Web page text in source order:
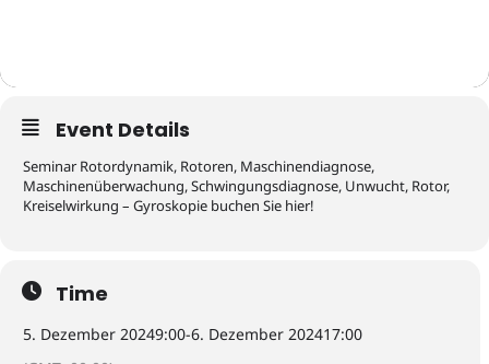
Event Details
Seminar Rotordynamik, Rotoren, Maschinendiagnose,
Maschinenüberwachung, Schwingungsdiagnose, Unwucht, Rotor,
Kreiselwirkung – Gyroskopie buchen Sie hier!
Time
5. Dezember 20249:00-6. Dezember 202417:00